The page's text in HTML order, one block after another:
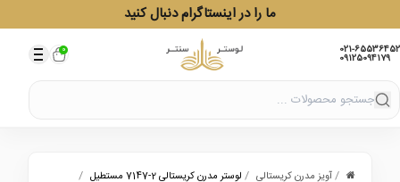
ما را در اینستاگرام دنبال کنید
021-65536452
09125094179
0
/آویز مدرن کریستالی / لوستر مدرن کریستالی 2-7147 مستطیل /